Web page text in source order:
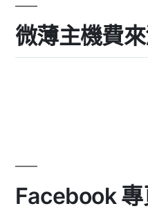
微薄主機費
Facebook 專